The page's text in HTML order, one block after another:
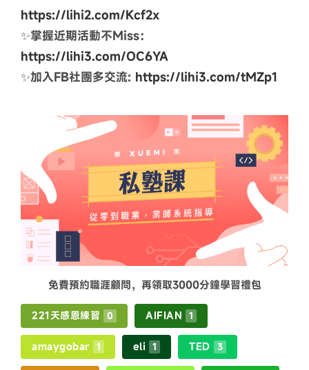
https://lihi2.com/Kcf2x
✨掌握近期活動不Miss：
https://lihi3.com/OC6YA
✨加入FB社團多交流: https://lihi3.com/tMZp1
免費預約職涯顧問，再領取3000分鐘學習禮包
221天感恩練習 0 AIFIAN 1
amaygobar 1 eli 1 TED 3